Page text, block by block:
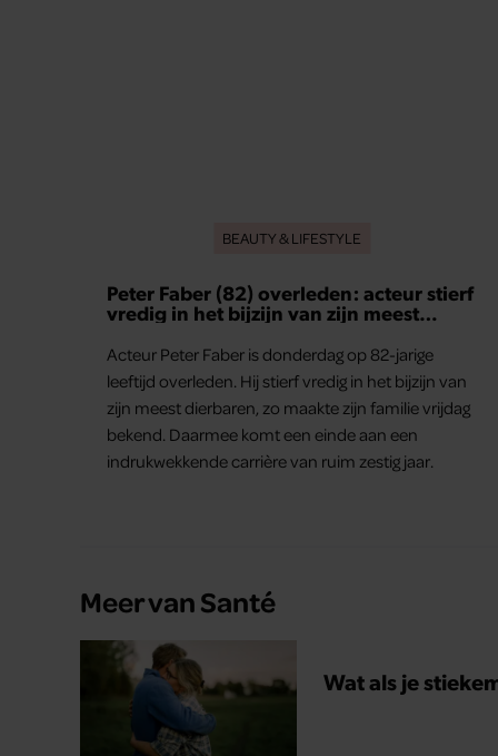
BEAUTY & LIFESTYLE
Peter Faber (82) overleden: acteur stierf
vredig in het bijzijn van zijn meest
Acteur Peter Faber is donderdag op 82-jarige
leeftijd overleden. Hij stierf vredig in het bijzijn van
zijn meest dierbaren, zo maakte zijn familie vrijdag
bekend. Daarmee komt een einde aan een
indrukwekkende carrière van ruim zestig jaar.
Meer van Santé
Wat als je